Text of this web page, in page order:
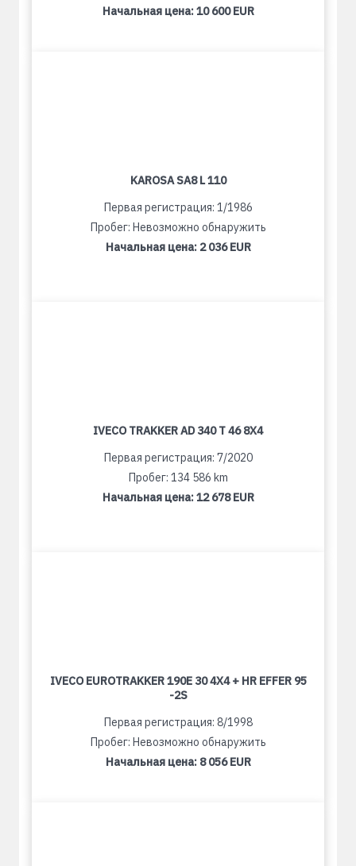
Начальная цена:10 600 EUR
KAROSA SA8 L 110
Первая регистрация: 1/1986
Пробег: Невозможно обнаружить
Начальная цена: 2 036 EUR
IVECO TRAKKER AD 340 T 46 8X4
Первая регистрация: 7/2020
Пробег: 134 586 km
Начальная цена:12 678 EUR
IVECO EUROTRAKKER 190E 30 4X4 + HR EFFER 95
-2S
Первая регистрация: 8/1998
Пробег: Невозможно обнаружить
Начальная цена: 8 056 EUR